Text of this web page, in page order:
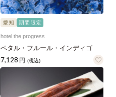
hotel the progress
ペタル・フルール・インディゴ
7,128 円 (税込)